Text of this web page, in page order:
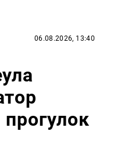
06.08.2026, 13:40